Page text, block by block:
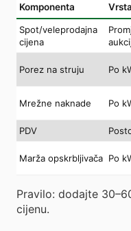
Komponenta Vrsta
Spot/veleprodajna
cijena
Porez na struju Po
Mrežne naknade Po
PDV
Marža opskrbljivača Po
Pravilo: dodajte
cijenu.